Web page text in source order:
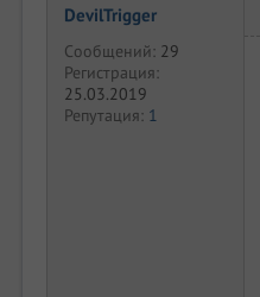
DevilTrigger
Сообщений: 29
Регистрация:
25.03.2019
Репутация: 1